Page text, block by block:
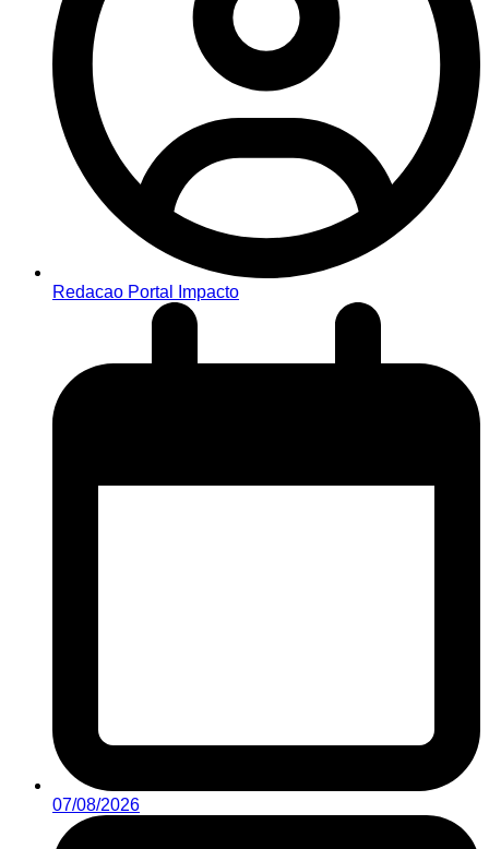
Redacao Portal Impacto
07/08/2026